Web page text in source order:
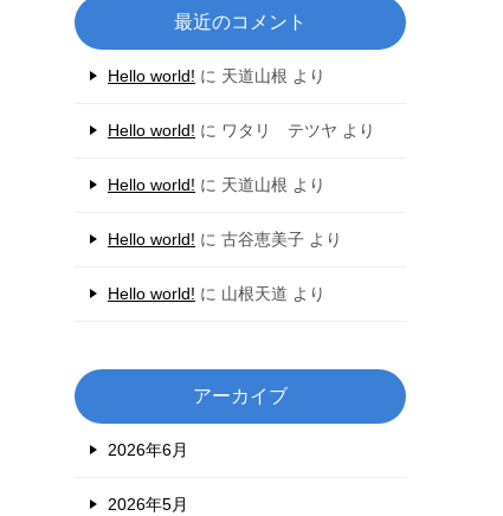
最近のコメント
Hello world! に 天道山根 より
Hello world! に ワタリ テツヤ より
Hello world! に 天道山根 より
Hello world! に 古谷恵美子 より
Hello world! に 山根天道 より
アーカイブ
2026年6月
2026年5月